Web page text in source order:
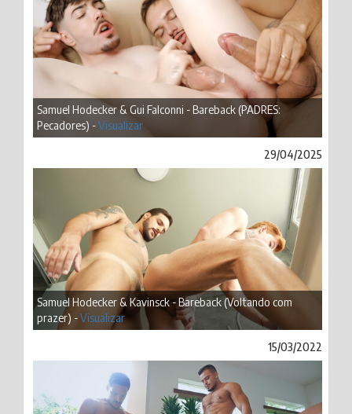
Samuel Hodecker & Gui Falconni - Bareback (PADRES:
Pecadores) -Visualizar
29/04/2025
Samuel Hodecker & Kavinsck - Bareback (Voltando com
prazer) -Visualizar
15/03/2022